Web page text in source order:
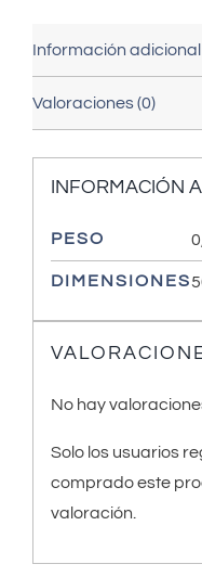
Información adicional
Valoraciones (0)
INFORMACIÓN
PESO
DIMENSIONES
No hay
Solo los usuarios
comprado este
valoración.